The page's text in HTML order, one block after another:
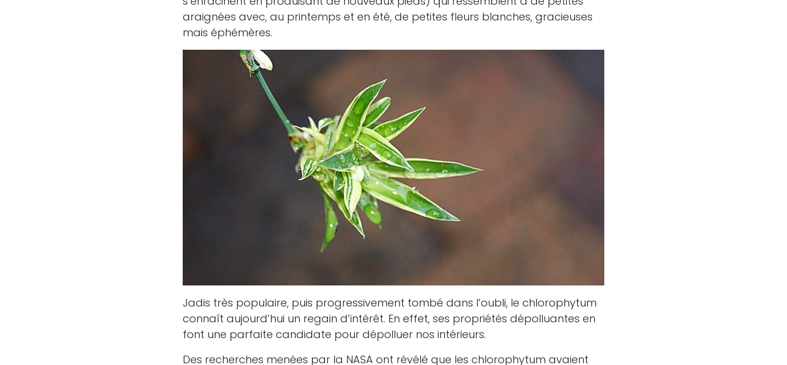
araignées avec, au printemps et en été, de petites fleurs blanches, gracieuses
mais éphémères.
Jadis très populaire, puis progressivement tombé dans l’oubli, le chlorophytum
connaît aujourd’hui un regain d’intérêt. En effet, ses propriétés dépolluantes en
font une parfaite candidate pour dépolluer nos intérieurs.
Des recherches menées par la NASA ont révélé que les chlorophytum avaient